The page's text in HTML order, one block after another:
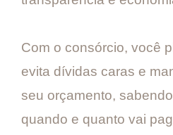
Com o consórcio, você
evita dívidas caras e
seu orçamento,
quando e quanto vai